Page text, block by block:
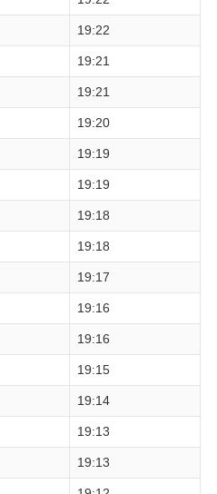
19:22
19:21
19:21
19:20
19:19
19:19
19:18
19:18
19:17
19:16
19:16
19:15
19:14
19:13
19:13